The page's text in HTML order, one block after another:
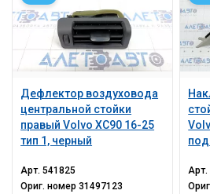
Дефлектор воздуховода
центральной стойки
правый Volvo XC90 16-25
тип 1, черный
Арт.541825
Ориг. номер31497123
под
Арт.